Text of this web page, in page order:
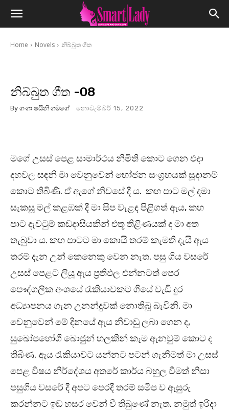
Home Novels නිබ්බුත ගීත
නිබ්බුත ගීත -08
By ගංගා ෂයිනි ගමගේ නොවැම්බර් 15, 2022
මගේ උසස් පෙළ සාමාර්ථය නිමිති කොට ගෙන එදා
දහවල සඳනි මා වෙනුවෙන් භෝජන සංග්‍රහයක් සූදානම්
කොට තිබිණි. ඒ ඇගේ නිවසේ දී ය. කහ පාට මල් දමා
සැකසූ මල් කළඹක් දී මා සිප වැළඳ පිළිගත් ඇය, කහ
පාට දැවටුම් කඩදාසියකින් එතූ තිළිණයක් ද මා අත
තැබුවා ය. කහ පාටට මා කොයි තරම් කැමති දැයි ඇය
තරම් දැන උන් කෙනෙකු වෙන නැත. පසු ගිය වසරේ
උසස් පෙළට ලියූ ඇය ප්‍රතිඵල එන්නටත් පෙර
පෞද්ගලික අංශයේ රැකියාවකට ගියේ වැඩි දුර
අධ්‍යාපනය ගැන උනන්දුවක් නොතිබූ බැවිනි. මා
වෙනුවෙන් මේ දිනයේ ඇය නිවාඩු ලබා ගෙන ද,
සුඛෝපභෝගී බොජුන් හලකින් කෑම ඇනවුම් කොට ද
තිබිණ. ඇය රැකියාවට යන්නට පටන් ගැනීමත් මා උසස්
පෙළ විෂය නිර්දේශය අතරේ කාර්ය බහුල වීමත් නිසා
පසුගිය වසරේ දී අපට පෙරදී තරම් සමීප ව ඇසුරු
කරන්නට ඉඩ හසර වෙන් වී තිබුණේ නැත. නමුත් ඉරිදා